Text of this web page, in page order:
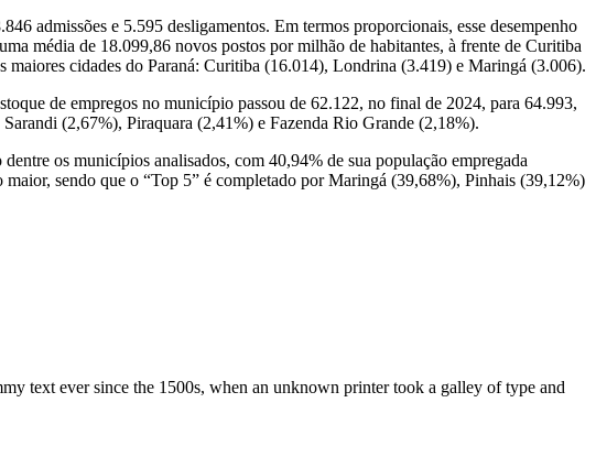
admissões e 5.595 desligamentos. Em termos proporcionais, esse desempenho
média de 18.099,86 novos postos por milhão de habitantes, à frente de Curitiba
cidades do Paraná: Curitiba (16.014), Londrina (3.419) e Maringá (3.006).
de empregos no município passou de 62.122, no final de 2024, para 64.993,
(2,67%), Piraquara (2,41%) e Fazenda Rio Grande (2,18%).
os municípios analisados, com 40,94% de sua população empregada
sendo que o “Top 5” é completado por Maringá (39,68%), Pinhais (39,12%)
text ever since the 1500s, when an unknown printer took a galley of type and